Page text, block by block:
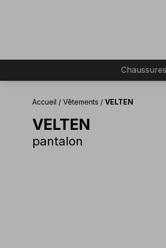
Chaussures
Accueil / Vêtements / VELTEN
VELTEN
pantalon